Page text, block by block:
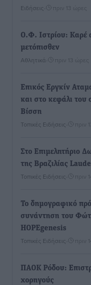
Ειδήσεις πριν 13 ώρες
Ο.Φ. Ιστρίου: Καρέ
μετόπισθεν
Αθλητικά πριν 13 ώρες
Επικός Εργκίν
και στο κεφάλι του
Βίσση
Τοπικές Ειδήσεις πριν
Στο Επιμελητήριο
της Βραζιλίας
Τοπικές Ειδήσεις πριν
To δημογραφικό
συνάντηση του
HOPEgenesis
Τοπικές Ειδήσεις πριν
ΠΑΟΚ Ρόδου:
χορηγούς